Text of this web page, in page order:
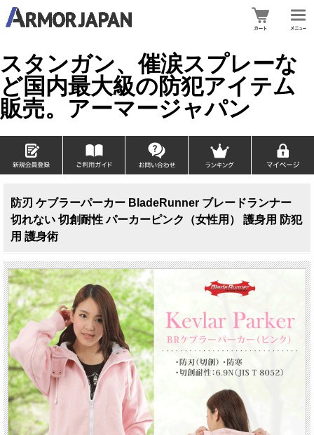
スタンガン、催涙スプレーな
ど国内最大級の防犯アイテム
販売。アーマージャパン
防刃 ケブラーパーカー BladeRunner ブレードランナー
切れない 切創耐性 パーカーピンク（女性用） 護身用 防犯
用 護身術